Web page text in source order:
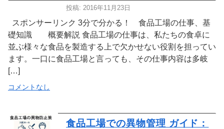
投稿: 2016年11月23日
スポンサーリンク 3分で分かる！ 食品工場の仕事、基
礎知識 概要解説 食品工場の仕事は、私たちの食卓に
並ぶ様々な食品を製造する上で欠かせない役割を担ってい
ます。一口に食品工場と言っても、その仕事内容は多岐
[…]
コメントなし
食品工場での異物管理 ガイド：